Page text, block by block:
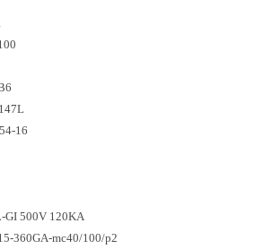
16
GI 500V 120KA
360GA-mc40/100/p2